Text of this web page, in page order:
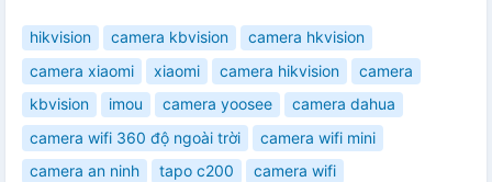
hikvision camera kbvision
camera hkvision
camera xiaomi
xiaomi camera hikvision
camera
kbvision
imou camera yoosee
camera dahua
camera wifi 360 độ ngoài trời
camera wifi mini
camera an ninh
tapo c200
camera wifi